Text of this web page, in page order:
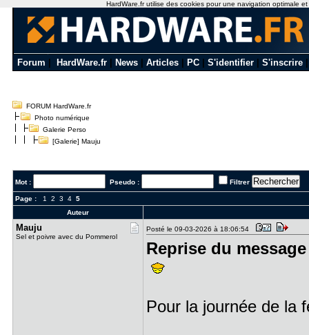
Forum HardWare.fr News Articles PC S'identifier S'inscrire
FORUM HardWare.fr
Photo numérique
Galerie Perso
[Galerie] Mauju
Mot : Pseudo : Filtrer
Page : 1 2 3 4 5
Auteur
Mauju
Sel et poivre avec du Pommerol
Posté le 09-03-2026 à 18:06:54
Reprise du
Pour la journée de la
HardWare.fr utilise des cookies pour une navigation optimale